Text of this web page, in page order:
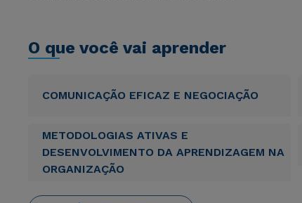
O que você vai aprender
COMUNICAÇÃO EFICAZ E NEGOCIAÇÃO
METODOLOGIAS ATIVAS E
DESENVOLVIMENTO DA APRENDIZAGEM NA
ORGANIZAÇÃO